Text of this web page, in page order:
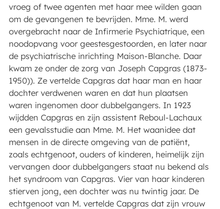
vroeg of twee agenten met haar mee wilden gaan
om de gevangenen te bevrijden. Mme. M. werd
overgebracht naar de Infirmerie Psychiatrique, een
noodopvang voor geestesgestoorden, en later naar
de psychiatrische inrichting Maison-Blanche. Daar
kwam ze onder de zorg van Joseph Capgras (1873-
1950)). Ze vertelde Capgras dat haar man en haar
dochter verdwenen waren en dat hun plaatsen
waren ingenomen door dubbelgangers. In 1923
wijdden Capgras en zijn assistent Reboul-Lachaux
een gevalsstudie aan Mme. M. Het waanidee dat
mensen in de directe omgeving van de patiënt,
zoals echtgenoot, ouders of kinderen, heimelijk zijn
vervangen door dubbelgangers staat nu bekend als
het syndroom van Capgras. Vier van haar kinderen
stierven jong, een dochter was nu twintig jaar. De
echtgenoot van M. vertelde Capgras dat zijn vrouw